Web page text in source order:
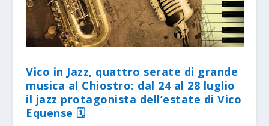
Vico in Jazz, quattro serate di grande
musica al Chiostro: dal 24 al 28 luglio
il jazz protagonista dell’estate di Vico
Equense 🗓